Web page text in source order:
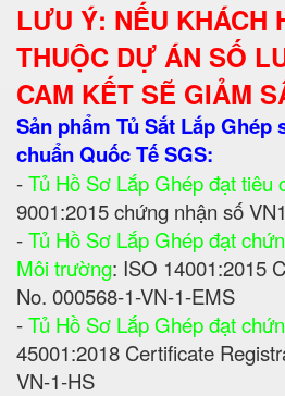
LƯU Ý: NẾU KHÁCH
THUỘC DỰ ÁN SỐ
CAM KẾT SẼ GIẢM
Sản phẩm Tủ Sắt Lắp Ghép
chuẩn Quốc Tế SGS:
-Tủ Hồ Sơ Lắp Ghép đạt tiêu
9001:2015 chứng nhận số
-Tủ Hồ Sơ Lắp Ghép đạt
Môi trường: ISO 14001:2015
No. 000568-1-VN-1-EMS
-Tủ Hồ Sơ Lắp Ghép đạt
45001:2018 Certificate
VN-1-HS